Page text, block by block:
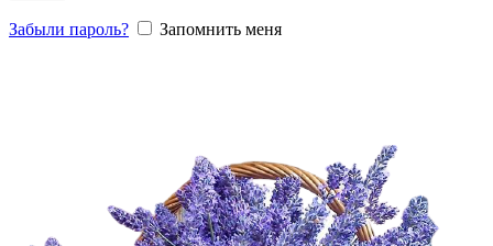
Забыли пароль? Запомнить меня